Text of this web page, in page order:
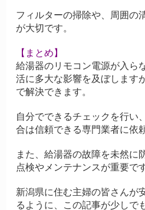
フィルターの掃除や、周囲の
が大切です。
【まとめ】
給湯器のリモコン電源が入ら
活に多大な影響を及ぼします
で解決できます。
自分でできるチェックを行い
合は信頼できる専門業者に依
また、給湯器の故障を未然に
点検やメンテナンスが重要で
新潟県に住む主婦の皆さんが
るように、この記事が少しで